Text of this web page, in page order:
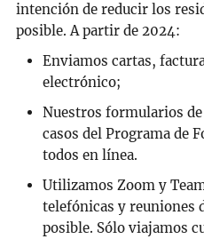
intención de reducir los
posible. A partir de 2024:
Enviamos cartas,
electrónico;
Nuestros formularios
casos del Programa de
todos en línea.
Utilizamos Zoom y
telefónicas y reuniones
posible. Sólo viajamos